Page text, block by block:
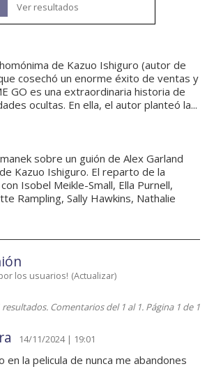
Ver resultados
de Kazuo Ishiguro (autor de
cosechó un enorme éxito de ventas y
GO es una extraordinaria historia de
ocultas. En ella, el autor planteó la...
sobre un guión de Alex Garland
Kazuo Ishiguro. El reparto de la
Isobel Meikle-Small, Ella Purnell,
Rampling, Sally Hawkins, Nathalie
los usuarios! (Actualizar)
resultados. Comentarios del 1 al 1. Página 1 de 1
14/11/2024 | 19:01
en la pelicula de nunca me abandones